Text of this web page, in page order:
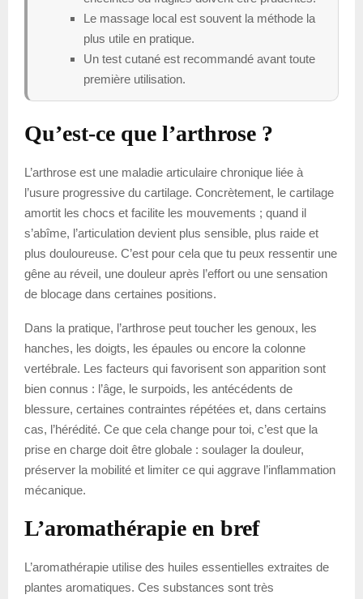
Le massage local est souvent la méthode la
plus utile en pratique.
Un test cutané est recommandé avant toute
première utilisation.
Qu’est-ce que l’arthrose ?
L’arthrose est une maladie articulaire chronique liée à
l’usure progressive du cartilage. Concrètement, le cartilage
amortit les chocs et facilite les mouvements ; quand il
s’abîme, l’articulation devient plus sensible, plus raide et
plus douloureuse. C’est pour cela que tu peux ressentir une
gêne au réveil, une douleur après l’effort ou une sensation
de blocage dans certaines positions.
Dans la pratique, l’arthrose peut toucher les genoux, les
hanches, les doigts, les épaules ou encore la colonne
vertébrale. Les facteurs qui favorisent son apparition sont
bien connus : l’âge, le surpoids, les antécédents de
blessure, certaines contraintes répétées et, dans certains
cas, l’hérédité. Ce que cela change pour toi, c’est que la
prise en charge doit être globale : soulager la douleur,
préserver la mobilité et limiter ce qui aggrave l’inflammation
mécanique.
L’aromathérapie en bref
L’aromathérapie utilise des huiles essentielles extraites de
plantes aromatiques. Ces substances sont très